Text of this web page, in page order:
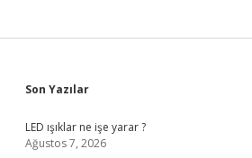
Sidebar
Son Yazılar
LED ışıklar ne işe yarar ?
Ağustos 7, 2026